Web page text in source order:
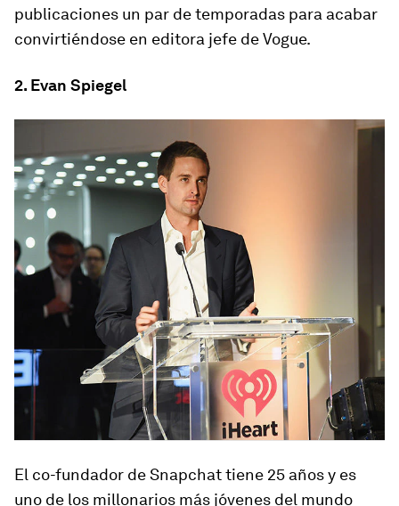
publicaciones un par de temporadas para acabar
convirtiéndose en editora jefe de Vogue.
2. Evan Spiegel
El co-fundador de Snapchat tiene 25 años y es
uno de los millonarios más jóvenes del mundo